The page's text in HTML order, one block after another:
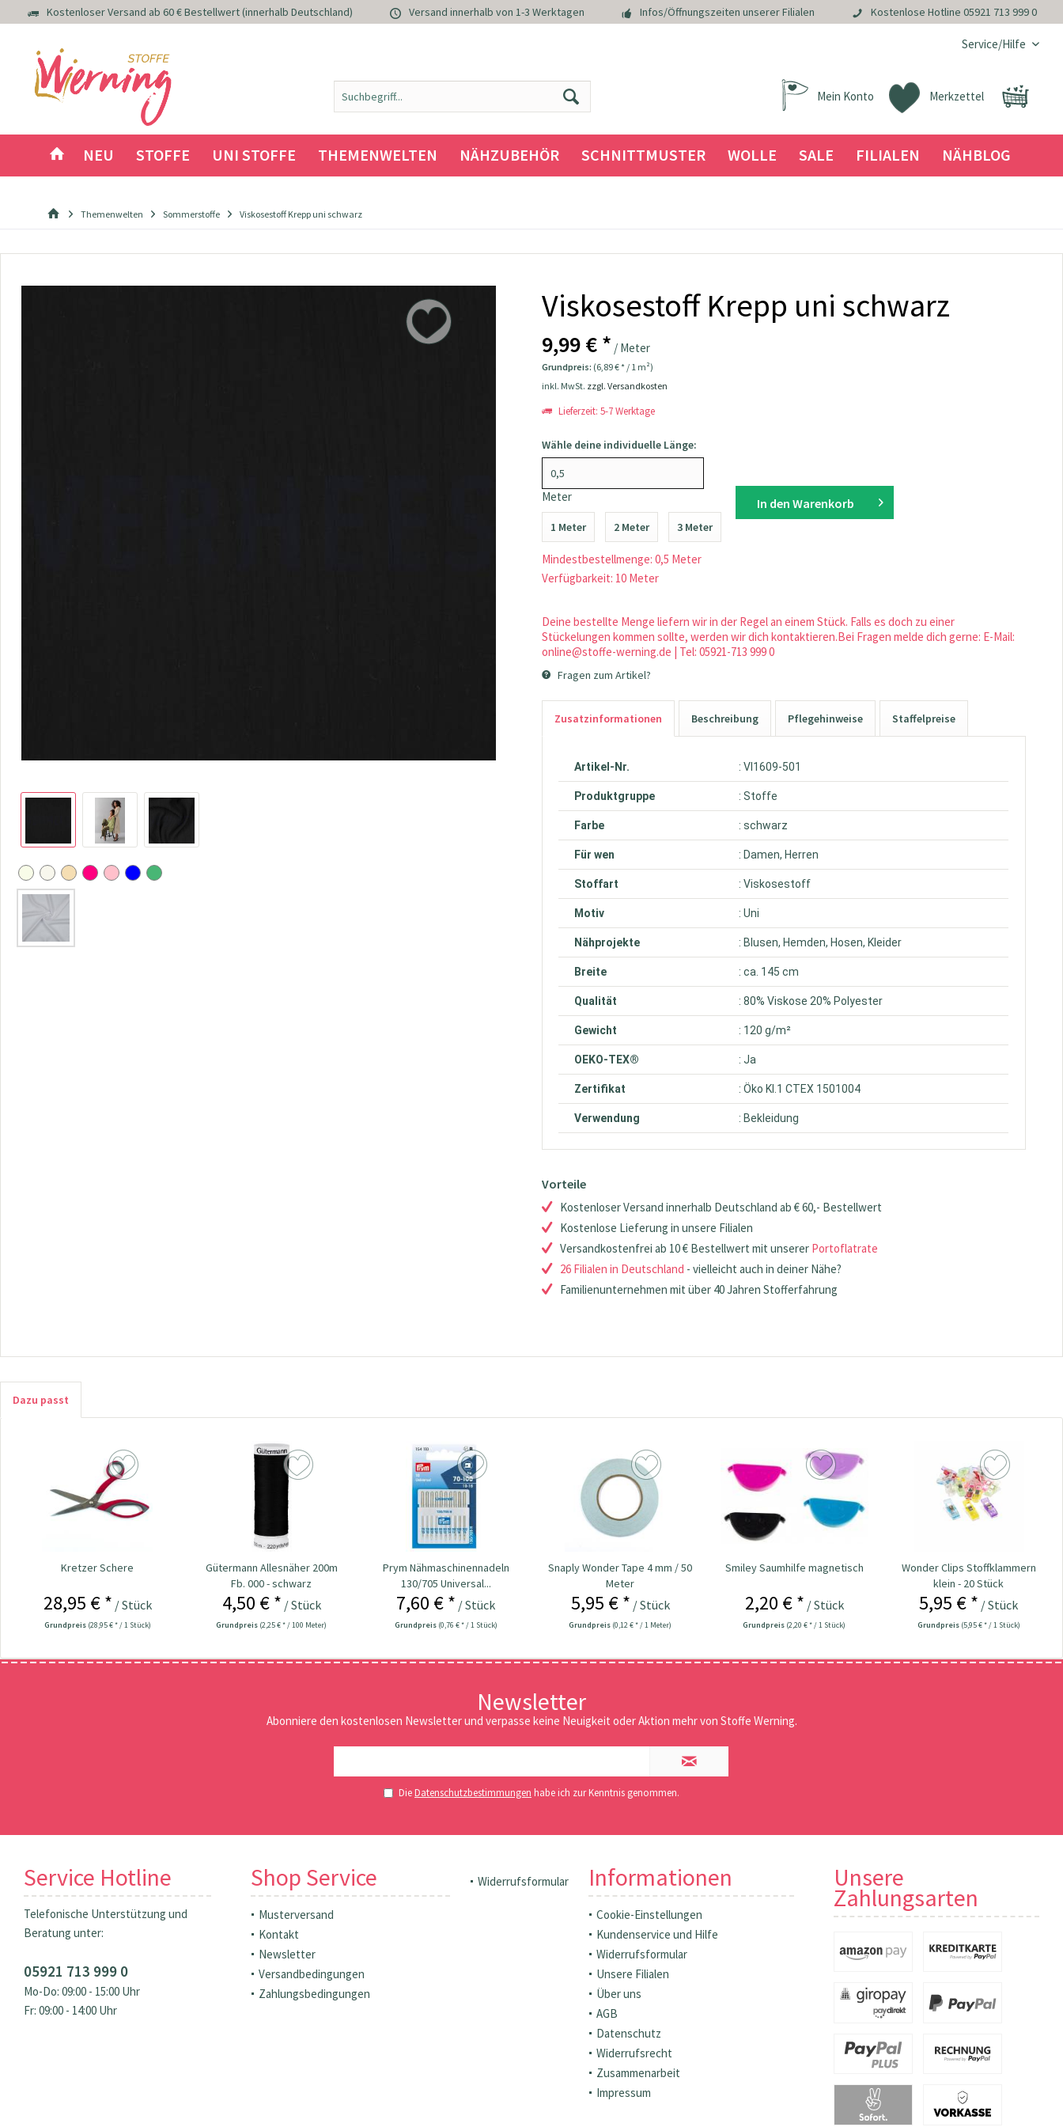
Kostenloser Versand ab 60 € Bestellwert (innerhalb Deutschland) Versand innerhalb von 1-3 Werktagen Infos/Öffnungszeiten unserer Filialen Kostenlose Hotline 05921 713 999 0
Service/Hilfe
Merkzettel
Mein Konto
NEU STOFFE UNI STOFFE THEMENWELTEN NÄHZUBEHÖR SCHNITTMUSTER WOLLE SALE FILIALEN NÄHBLOG
Themenwelten Sommerstoffe Viskosestoff Krepp uni schwarz
Viskosestoff Krepp uni schwarz
9,99 € * / Meter
Grundpreis: (6,89 € * / 1 m²)
inkl. MwSt. zzgl. Versandkosten
Lieferzeit: 5-7 Werktage
Wähle deine individuelle Länge:
Meter
1 Meter 2 Meter 3 Meter
Mindestbestellmenge: 0,5 Meter
Verfügbarkeit: 10 Meter
In den Warenkorb
Deine bestellte Menge liefern wir in der Regel an einem Stück. Falls es doch zu einer
Stückelungen kommen sollte, werden wir dich kontaktieren.Bei Fragen melde dich gerne: E-Mail:
online@stoffe-werning.de | Tel: 05921-713 999 0
Fragen zum Artikel?
Zusatzinformationen Beschreibung Pflegehinweise Staffelpreise
Artikel-Nr. : VI1609-501
Produktgruppe : Stoffe
Farbe : schwarz
Für wen : Damen, Herren
Stoffart : Viskosestoff
Motiv : Uni
Nähprojekte : Blusen, Hemden, Hosen, Kleider
Breite : ca. 145 cm
Qualität : 80% Viskose 20% Polyester
Gewicht : 120 g/m²
OEKO-TEX® : Ja
Zertifikat : Öko Kl.1 CTEX 1501004
Verwendung : Bekleidung
Vorteile
Kostenloser Versand innerhalb Deutschland ab € 60,- Bestellwert
Kostenlose Lieferung in unsere Filialen
Versandkostenfrei ab 10 € Bestellwert mit unserer Portoflatrate
26 Filialen in Deutschland - vielleicht auch in deiner Nähe?
Familienunternehmen mit über 40 Jahren Stofferfahrung
Dazu passt
Kretzer Schere
28,95 € * / Stück
Grundpreis (28,95 € * / 1 Stück)
Gütermann Allesnäher 200m
Fb. 000 - schwarz
4,50 € * / Stück
Grundpreis (2,25 € * / 100 Meter)
Prym Nähmaschinennadeln
130/705 Universal...
7,60 € * / Stück
Grundpreis (0,76 € * / 1 Stück)
Snaply Wonder Tape 4 mm / 50
Meter
5,95 € * / Stück
Grundpreis (0,12 € * / 1 Meter)
Smiley Saumhilfe magnetisch
2,20 € * / Stück
Grundpreis (2,20 € * / 1 Stück)
Wonder Clips Stoffklammern
klein - 20 Stück
5,95 € * / Stück
Grundpreis (5,95 € * / 1 Stück)
Newsletter
Abonniere den kostenlosen Newsletter und verpasse keine Neuigkeit oder Aktion mehr von Stoffe Werning.
DieDatenschutzbestimmungen habe ich zur Kenntnis genommen.
Service Hotline
Telefonische Unterstützung und
Beratung unter:
05921 713 999 0
Mo-Do: 09:00 - 15:00 Uhr
Fr: 09:00 - 14:00 Uhr
Shop Service
Musterversand
Kontakt
Newsletter
Versandbedingungen
Zahlungsbedingungen
Widerrufsformular Informationen
Cookie-Einstellungen
Kundenservice und Hilfe
Widerrufsformular
Unsere Filialen
Über uns
AGB
Datenschutz
Widerrufsrecht
Zusammenarbeit
Impressum
Unsere
Zahlungsarten